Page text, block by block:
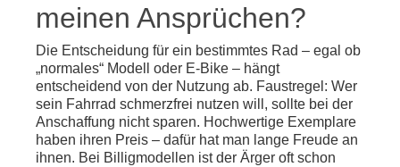
meinen Ansprüchen?
Die Entscheidung für ein bestimmtes Rad – egal ob
„normales“ Modell oder E-Bike – hängt
entscheidend von der Nutzung ab. Faustregel: Wer
sein Fahrrad schmerzfrei nutzen will, sollte bei der
Anschaffung nicht sparen. Hochwertige Exemplare
haben ihren Preis – dafür hat man lange Freude an
ihnen. Bei Billigmodellen ist der Ärger oft schon